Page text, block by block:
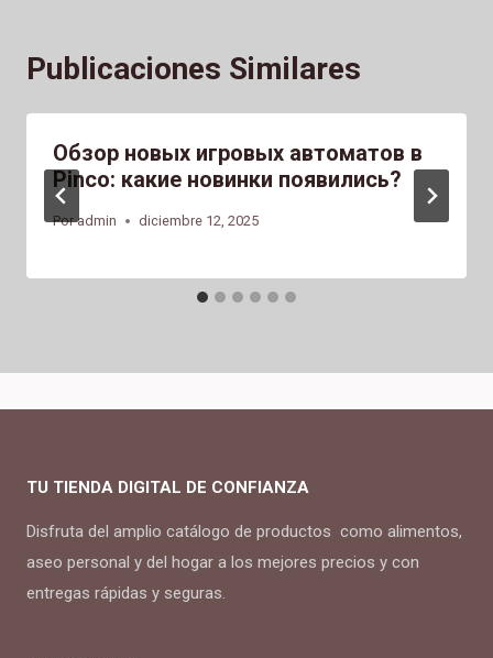
Publicaciones Similares
Обзор новых игровых автоматов в
Pinco: какие новинки появились?
Por admin diciembre 12, 2025
TU TIENDA DIGITAL DE CONFIANZA
Disfruta del amplio catálogo de productos como alimentos,
aseo personal y del hogar a los mejores precios y con
entregas rápidas y seguras.